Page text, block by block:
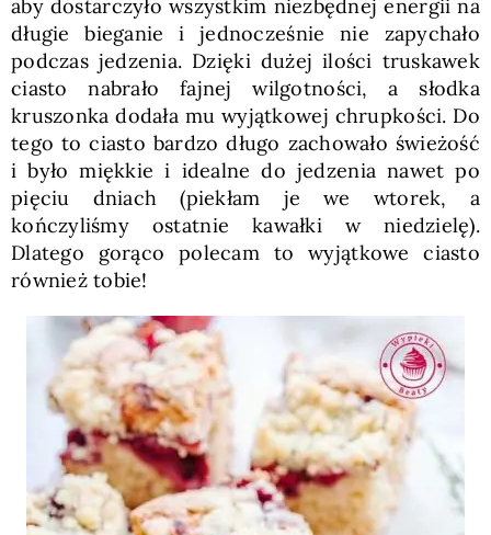
aby dostarczyło wszystkim niezbędnej energii na
długie bieganie i jednocześnie nie zapychało
podczas jedzenia. Dzięki dużej ilości truskawek
ciasto nabrało fajnej wilgotności, a słodka
kruszonka dodała mu wyjątkowej chrupkości. Do
tego to ciasto bardzo długo zachowało świeżość
i było miękkie i idealne do jedzenia nawet po
pięciu dniach (piekłam je we wtorek, a
kończyliśmy ostatnie kawałki w niedzielę).
Dlatego gorąco polecam to wyjątkowe ciasto
również tobie!